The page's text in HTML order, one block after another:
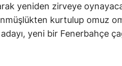
yeniden zirveye
kurtulup omuz
yeni bir Fenerbahçe